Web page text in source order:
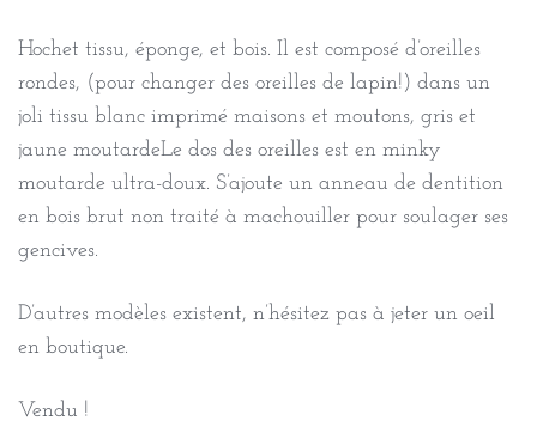
Hochet tissu, éponge, et bois. Il est composé d’oreilles
rondes, (pour changer des oreilles de lapin!) dans un
joli tissu blanc imprimé maisons et moutons, gris et
jaune moutardeLe dos des oreilles est en minky
moutarde ultra-doux. S’ajoute un anneau de dentition
en bois brut non traité à machouiller pour soulager ses
gencives.
D’autres modèles existent, n’hésitez pas à jeter un oeil
en boutique.
Vendu !